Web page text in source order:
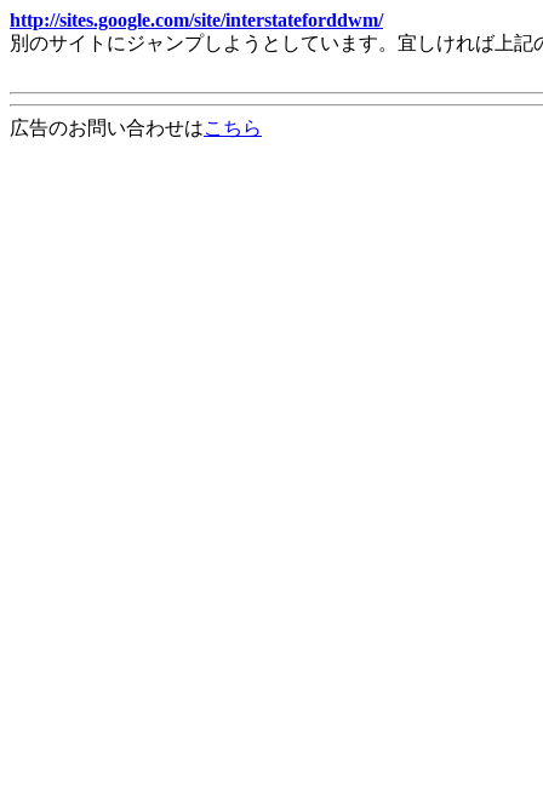
http://sites.google.com/site/interstateforddwm/
別のサイトにジャンプしようとしています。宜しければ上
広告のお問い合わせはこちら